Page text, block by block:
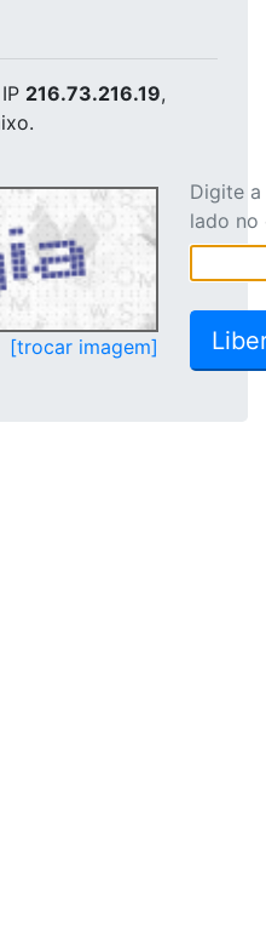
216.73.216.19,
[trocar imagem]
Digite
lado no